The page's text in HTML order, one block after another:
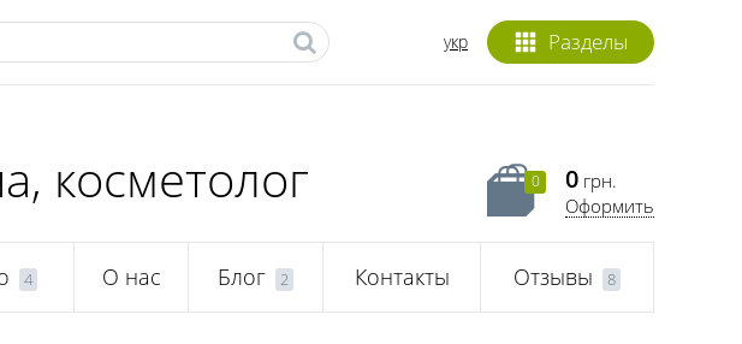
Разделы
укр
косметолог 0 0 грн.
Оформить
4 О нас Блог 2 Контакты Отзывы 8